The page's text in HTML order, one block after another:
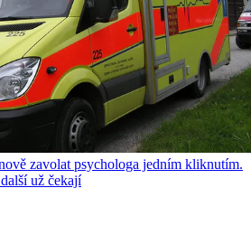
zavolat psychologa jedním kliknutím.
už čekají